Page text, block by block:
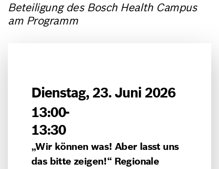
Beteiligung des Bosch Health Campus
am Programm
Dienstag, 23. Juni 2026
13:00-
13:30
„Wir können was! Aber lasst uns
das bitte zeigen!“ Regionale